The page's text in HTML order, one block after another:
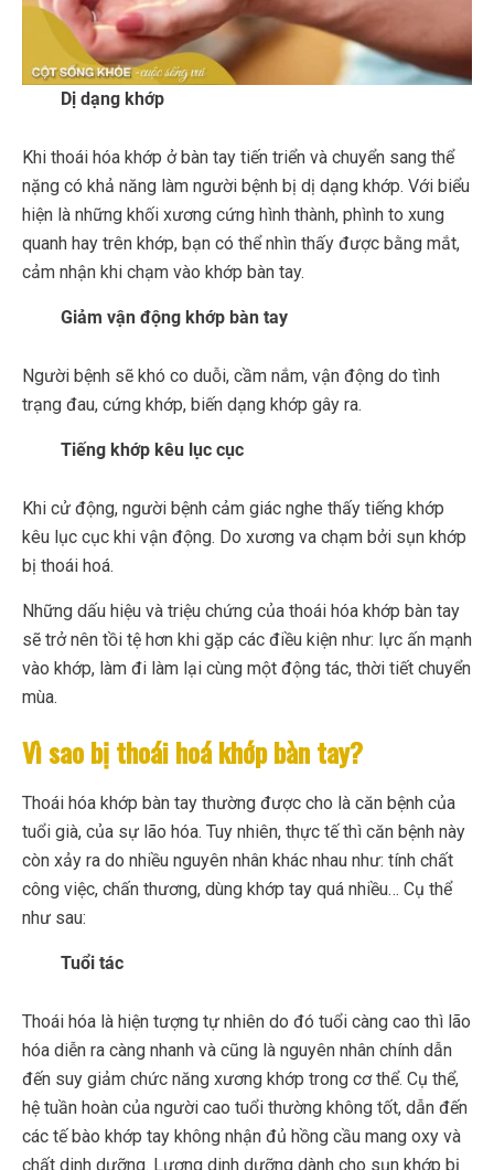
Dị dạng khớp
Khi thoái hóa khớp ở bàn tay tiến triển và chuyển sang thể
nặng có khả năng làm người bệnh bị dị dạng khớp. Với biểu
hiện là những khối xương cứng hình thành, phình to xung
quanh hay trên khớp, bạn có thể nhìn thấy được bằng mắt,
cảm nhận khi chạm vào khớp bàn tay.
Giảm vận động khớp bàn tay
Người bệnh sẽ khó co duỗi, cầm nắm, vận động do tình
trạng đau, cứng khớp, biến dạng khớp gây ra.
Tiếng khớp kêu lục cục
Khi cử động, người bệnh cảm giác nghe thấy tiếng khớp
kêu lục cục khi vận động. Do xương va chạm bởi sụn khớp
bị thoái hoá.
Những dấu hiệu và triệu chứng của thoái hóa khớp bàn tay
sẽ trở nên tồi tệ hơn khi gặp các điều kiện như: lực ấn mạnh
vào khớp, làm đi làm lại cùng một động tác, thời tiết chuyển
mùa.
Vì sao bị thoái hoá khớp bàn tay?
Thoái hóa khớp bàn tay thường được cho là căn bệnh của
tuổi già, của sự lão hóa. Tuy nhiên, thực tế thì căn bệnh này
còn xảy ra do nhiều nguyên nhân khác nhau như: tính chất
công việc, chấn thương, dùng khớp tay quá nhiều… Cụ thể
như sau:
Tuổi tác
Thoái hóa là hiện tượng tự nhiên do đó tuổi càng cao thì lão
hóa diễn ra càng nhanh và cũng là nguyên nhân chính dẫn
đến suy giảm chức năng xương khớp trong cơ thể. Cụ thể,
hệ tuần hoàn của người cao tuổi thường không tốt, dẫn đến
các tế bào khớp tay không nhận đủ hồng cầu mang oxy và
chất dinh dưỡng. Lượng dinh dưỡng dành cho sụn khớp bị